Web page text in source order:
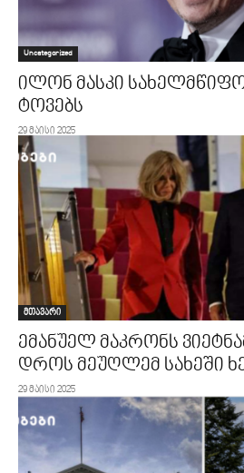
Uncategorized
ილონ მასკი
ტოვებს
29 მაისი 2025
მთავარი
ემანუელ მაკრონს
დროს მეუღლემ სახეში
29 მაისი 2025